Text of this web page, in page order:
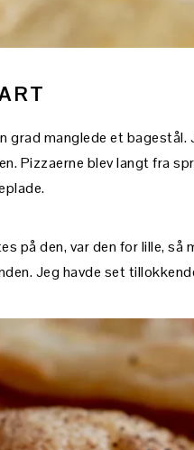
grad manglede et
Pizzaerne blev langt fra
på den, var den for lille, så
Jeg havde set